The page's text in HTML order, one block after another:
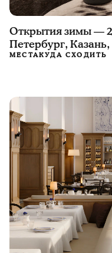
Открытия зимы —
Петербург,
МЕСТАКУДА СХОДИТЬ